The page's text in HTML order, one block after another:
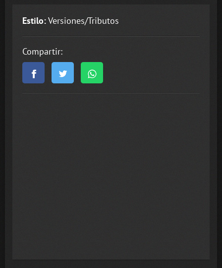
Estilo:Versiones/Tributos
Compartir: